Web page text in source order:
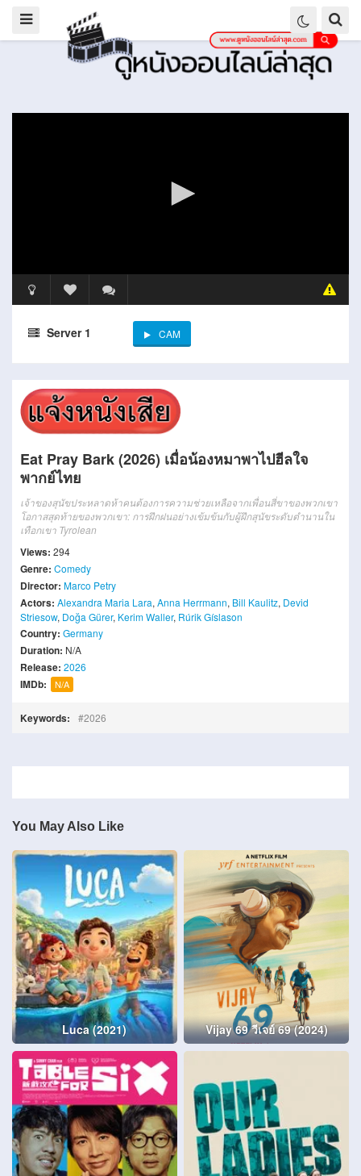
Server 1 CAM
Eat Pray Bark (2026) เมื่อน้องหมาพาไปฮีลใจ
พากย์ไทย
เจ้าของสุนัขประหลาดห้าคนต้องการความช่วยเหลือจากเพื่อนสี่ขาของพวกเขา
โอกาสสุดท้ายของพวกเขา: การฝึกฝนอย่างเข้มข้นกับผู้ฝึกสุนัขระดับตำนานใน
เทือกเขา Tyrolean
Views: 294
Genre: Comedy
Director: Marco Petry
Actors: Alexandra Maria Lara, Anna Herrmann, Bill Kaulitz, Devid
Striesow, Doğa Gürer, Kerim Waller, Rúrik Gíslason
Country: Germany
Duration: N/A
Release: 2026
IMDb: N/A
Keywords: 2026
You May Also Like
Luca (2021) Vijay 69 วีเจย์ 69 (2024)